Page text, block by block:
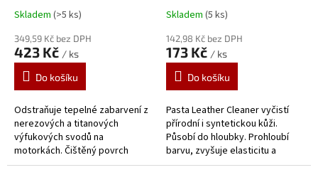
svodů 150 ml
Skladem (>5 ks)
349,59 Kč bez DPH
423 Kč / ks
Do košíku
Odstraňuje tepelné zabarvení z
nerezových a titanových
výfukových svodů na
motorkách. Čištěný povrch
rychle a bez velkého úsilí získá
Skladem (5 ks)
142,98 Kč bez DPH
173 Kč / ks
Do košíku
Pasta Leather Cleaner vyčistí
přírodní i syntetickou kůži.
Působí do hloubky. Prohloubí
barvu, zvyšuje elasticitu a
zároveň poskytuje matný